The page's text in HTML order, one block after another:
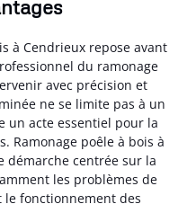
à Cendrieux repose avant
du ramonage
avec précision et
ne se limite pas à un
un acte essentiel pour la
Ramonage poêle à bois à
démarche centrée sur la
les problèmes de
fonctionnement des